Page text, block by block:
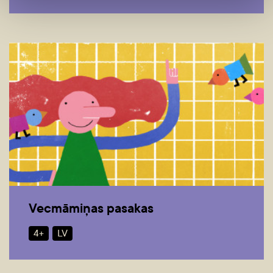
Vecmāmiņas pasakas
4+ LV